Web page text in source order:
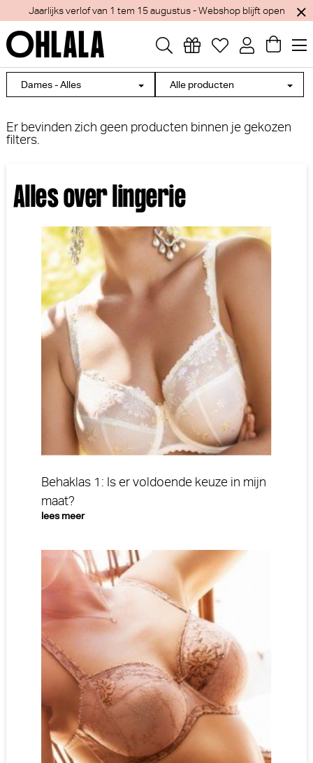
Jaarlijks verlof van 1 tem 15 augustus - Webshop blijft open
Dames - Alles Alle producten
Er bevinden zich geen producten binnen je gekozen
filters.
Alles over lingerie
Behaklas 1: Is er voldoende keuze in mijn
maat?
lees meer